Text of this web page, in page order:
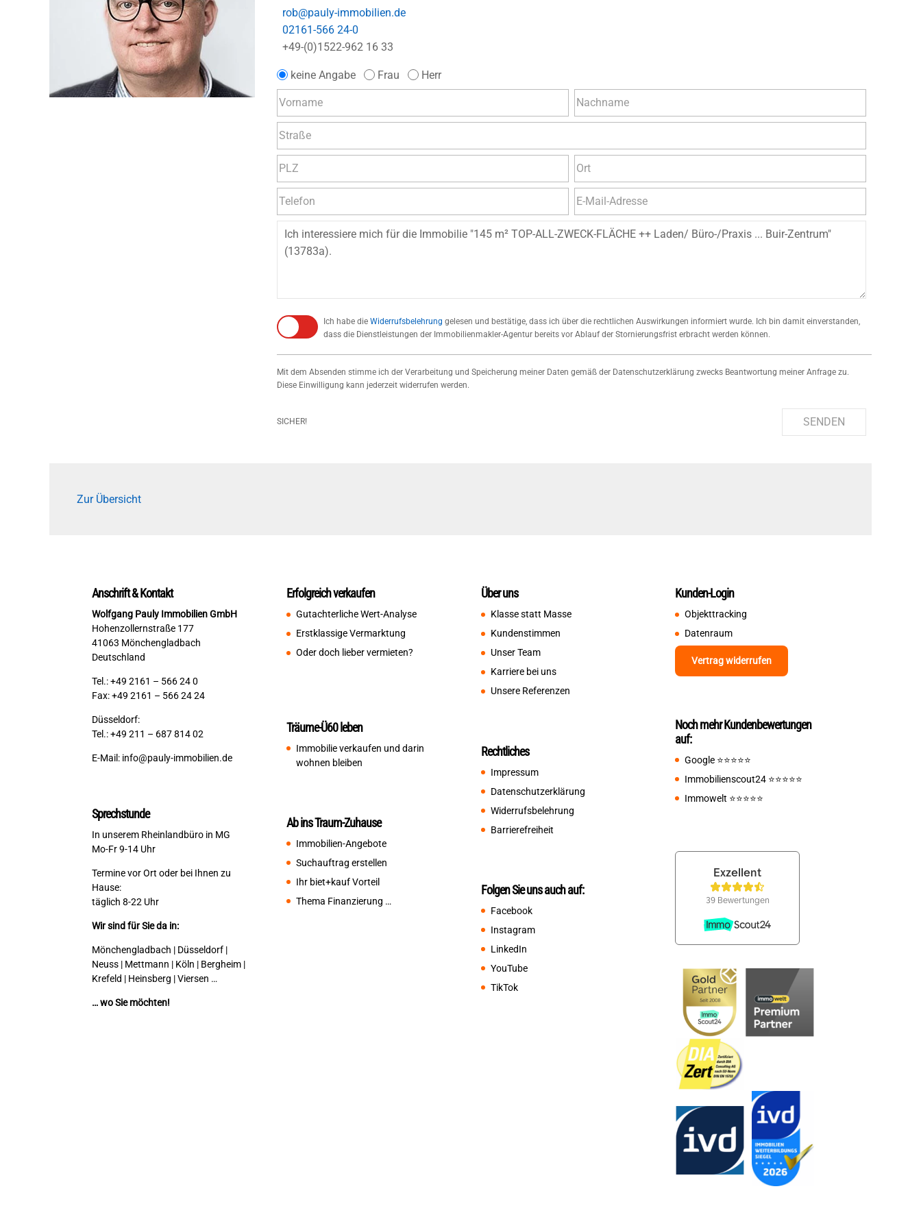
rob@pauly-immobilien.de
02161-566 24-0
+49-(0)1522-962 16 33
keine Angabe Frau Herr
Ich habe die Widerrufsbelehrung gelesen und bestätige, dass ich über die rechtlichen Auswirkungen informiert wurde. Ich bin damit einverstanden,
dass die Dienstleistungen der Immobilienmakler-Agentur bereits vor Ablauf der Stornierungsfrist erbracht werden können.
Mit dem Absenden stimme ich der Verarbeitung und Speicherung meiner Daten gemäß der Datenschutzerklärung zwecks Beantwortung meiner Anfrage zu.
Diese Einwilligung kann jederzeit widerrufen werden.
SICHER! SENDEN
Zur Übersicht
Anschrift & Kontakt
Wolfgang Pauly Immobilien GmbH
Hohenzollernstraße 177
41063 Mönchengladbach
Deutschland
Tel.: +49 2161 – 566 24 0
Fax: +49 2161 – 566 24 24
Düsseldorf:
Tel.: +49 211 – 687 814 02
E-Mail: info@pauly-immobilien.de
Sprechstunde
In unserem Rheinlandbüro in MG
Mo-Fr 9-14 Uhr
Termine vor Ort oder bei Ihnen zu
Hause:
täglich 8-22 Uhr
Wir sind für Sie da in:
Mönchengladbach | Düsseldorf |
Neuss | Mettmann | Köln | Bergheim |
Krefeld | Heinsberg | Viersen …
… wo Sie möchten!
Erfolgreich verkaufen
Gutachterliche Wert-Analyse
Erstklassige Vermarktung
Oder doch lieber vermieten?
Träume-Ü60 leben
Immobilie verkaufen und darin
wohnen bleiben
Ab ins Traum-Zuhause
Immobilien-Angebote
Suchauftrag erstellen
Ihr biet+kauf Vorteil
Thema Finanzierung …
Über uns
Klasse statt Masse
Kundenstimmen
Unser Team
Karriere bei uns
Unsere Referenzen
Rechtliches
Impressum
Datenschutzerklärung
Widerrufsbelehrung
Barrierefreiheit
Folgen Sie uns auch auf:
Facebook
Instagram
LinkedIn
YouTube
TikTok
Kunden-Login
Objekttracking
Datenraum
Vertrag widerrufen
Noch mehr Kundenbewertungen
auf:
Google ⭐️⭐️⭐️⭐️⭐️
Immobilienscout24 ⭐️⭐️⭐️⭐️⭐️
Immowelt ⭐️⭐️⭐️⭐️⭐️